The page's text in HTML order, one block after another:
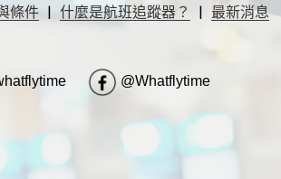
條件 | 什麼是航班追蹤器？ | 最新消息
@Whatflytime